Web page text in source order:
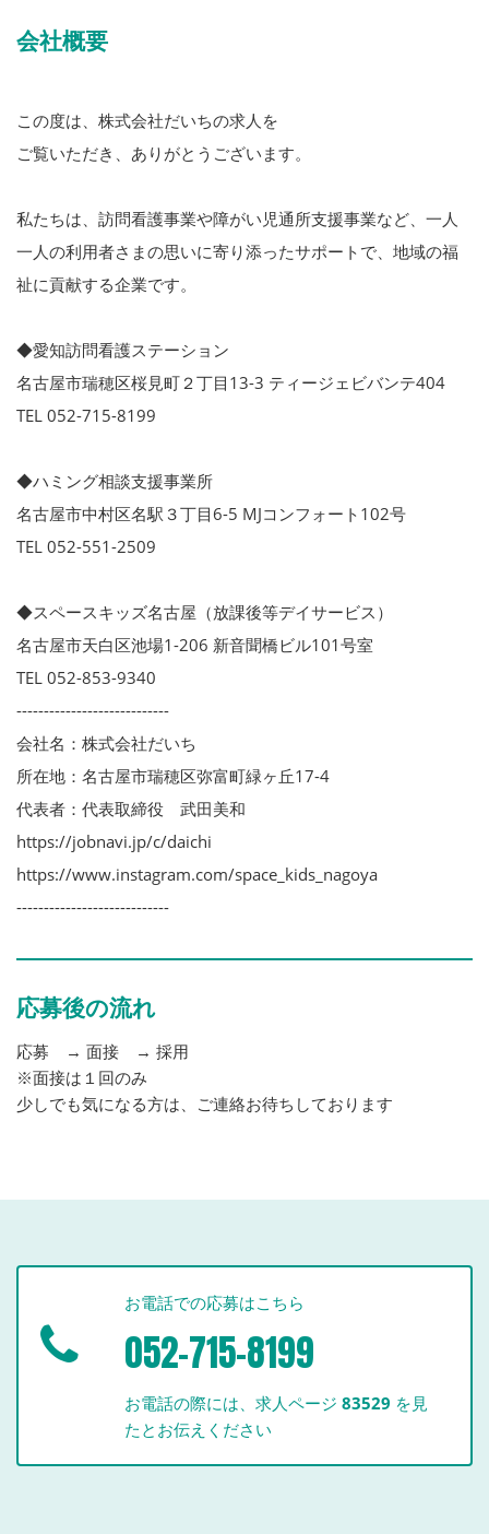
会社概要
この度は、株式会社だいちの求人を
ご覧いただき、ありがとうございます。
私たちは、訪問看護事業や障がい児通所支援事業など、一人
一人の利用者さまの思いに寄り添ったサポートで、地域の福
祉に貢献する企業です。
◆愛知訪問看護ステーション
名古屋市瑞穂区桜見町２丁目13-3 ティージェビバンテ404
TEL 052-715-8199
◆ハミング相談支援事業所
名古屋市中村区名駅３丁目6-5 MJコンフォート102号
TEL 052-551-2509
◆スペースキッズ名古屋（放課後等デイサービス）
名古屋市天白区池場1-206 新音聞橋ビル101号室
TEL 052-853-9340
----------------------------
会社名：株式会社だいち
所在地：名古屋市瑞穂区弥富町緑ヶ丘17-4
代表者：代表取締役 武田美和
https://jobnavi.jp/c/daichi
https://www.instagram.com/space_kids_nagoya
----------------------------
応募後の流れ
応募 → 面接 → 採用
※面接は１回のみ
少しでも気になる方は、ご連絡お待ちしております
お電話での応募はこちら
052-715-8199
お電話の際には、求人ページ83529 を見
たとお伝えください